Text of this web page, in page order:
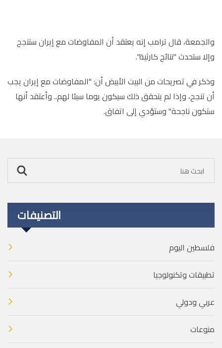
والجمعة، قال ترامب إنه يعتقد أن المفاوضات مع إيران ستنجح
وإلا ستحدث "نتائج كارثية".
وذكر في تصريحات من البيت الأبيض أن: "المفاوضات مع إيران يجب
أن تنجح، وإذا لم يتحقق ذلك سيكون يوما سيئا لهم.. وأعتقد أنها
ستكون ناجحة" وستؤدي إلى اتفاق.
التصنيفات
فلسطين اليوم
تطبيقات وتكنولوجيا
عربي ودولي
منوعات